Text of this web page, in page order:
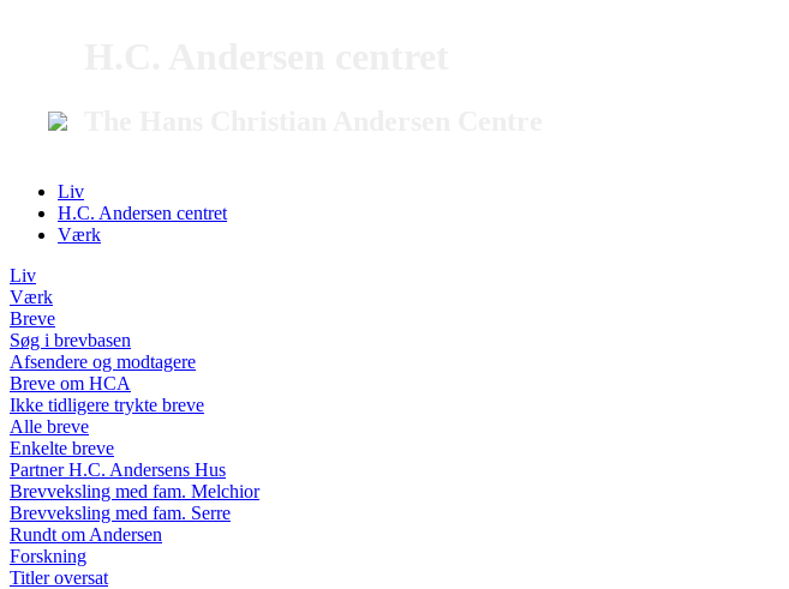
Liv
H.C. Andersen centret
Værk
Liv
Værk
Breve
Søg i brevbasen
Afsendere og modtagere
Breve om HCA
Ikke tidligere trykte breve
Alle breve
Enkelte breve
Partner H.C. Andersens Hus
Brevveksling med fam. Melchior
Brevveksling med fam. Serre
Rundt om Andersen
Forskning
Titler oversat